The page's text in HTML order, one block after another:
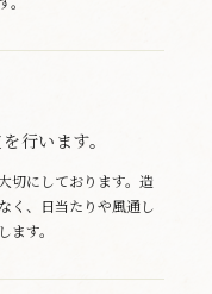
行います。
切にしております。造
く、日当たりや風通し
す。